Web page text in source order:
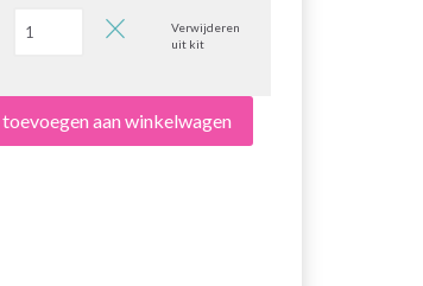
Verwijderen
uit kit
aan winkelwagen